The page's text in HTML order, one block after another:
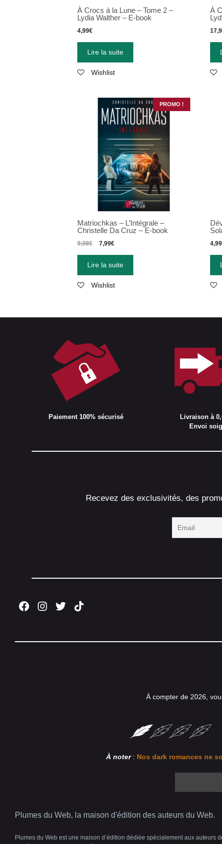
À Crocs à la Lune – Tome 2 –
Lydia Walther – E-book
4,99€
Lire la suite
Wishlist
À
PROMO !
Matriochkas – L’Intégrale –
Christelle Da Cruz – E-book
9,98€ 7,99€
Lire la suite
Wishlist
4,99
Paiement 100% sécurisé
Livraison à
Envoi
Recevez des exclusivités, des
À compter de 2026,
À noter: Nos dark romances ne
Plumes du Web, la maison d'édition des auteurs du Web.
Plumes du Web est une maison d’édition dédiée spécialement aux